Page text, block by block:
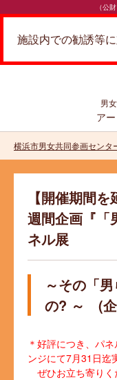
（公
施設内での勧誘等
男
ア
横浜市男女共同参画センタ
【開催期間
週間企画『「
ネル展
～その「
の? ～ (企
＊好評につき、パ
ンジにて7月31日迄
ぜひお立ち寄りく